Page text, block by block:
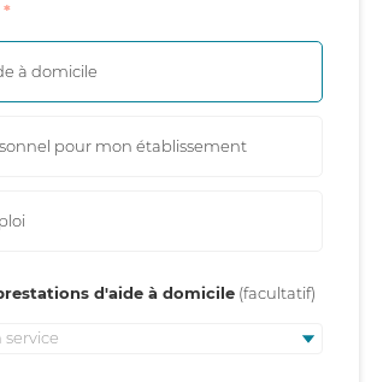
à domicile
pour mon établissement
d'aide à domicile
service